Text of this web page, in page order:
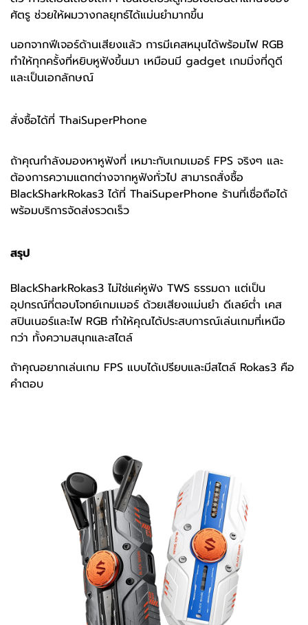
ศัตรู ช่วยให้ผมวางกลยุทธ์ได้แม่นยำมากขึ้น
นอกจากฟีเจอร์ด้านเสียงแล้ว การมีเคสหมุนได้พร้อมไฟ RGB
ทำให้ทุกครั้งที่หยิบหูฟังขึ้นมา เหมือนมี gadget เกมมิ่งที่ดูดี
และเป็นเอกลักษณ์
สั่งซื้อได้ที่ ThaiSuperPhone
ถ้าคุณกำลังมองหาหูฟังที่ เหมาะกับเกมเมอร์ FPS จริงๆ และ
ต้องการความแตกต่างจากหูฟังทั่วไป สามารถสั่งซื้อ
BlackSharkRokas3 ได้ที่ ThaiSuperPhone ร้านที่เชื่อถือได้
พร้อมบริการจัดส่งรวดเร็ว
สรุป
BlackSharkRokas3 ไม่ใช่แค่หูฟัง TWS ธรรมดา แต่เป็น
อุปกรณ์ที่ตอบโจทย์เกมเมอร์ ด้วยเสียงแม่นยำ ดีเลย์ต่ำ เคส
สปินเนอร์และไฟ RGB ทำให้คุณได้ประสบการณ์เล่นเกมที่เหนือ
กว่า ทั้งความสนุกและสไตล์
ถ้าคุณอยากเล่นเกม FPS แบบได้เปรียบและมีสไตล์ Rokas3 คือ
คำตอบ